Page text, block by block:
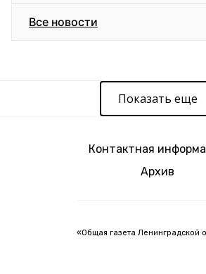
Все новости
Показать еще
Контактная
Архив
«Общая газета Ленинградской